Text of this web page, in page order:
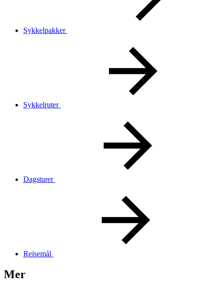
Sykkelpakker
Sykkelruter
Dagsturer
Reisemål
Mer